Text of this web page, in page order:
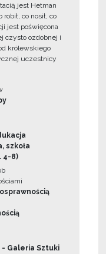
jest Hetman
co nosił, co
jest poświęcona
czysto ozdobnej i
królewskiego
uczestnicy
szkoła
4-8)
- Galeria Sztuki